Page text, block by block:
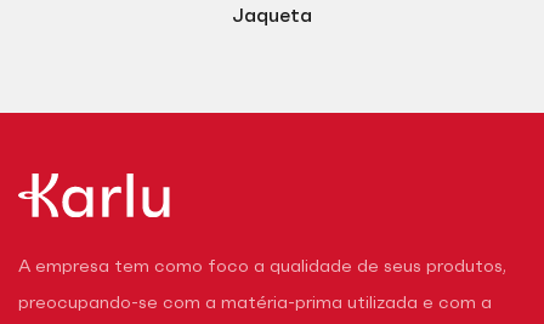
Jaqueta
A empresa tem como foco a qualidade de seus produtos,
preocupando-se com a matéria-prima utilizada e com a